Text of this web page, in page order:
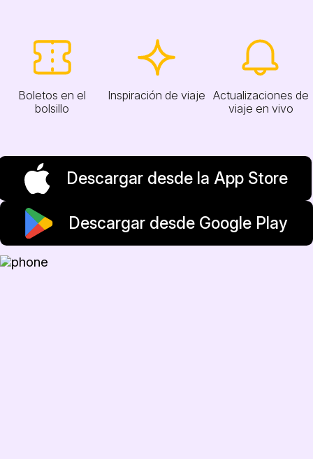
Boletos en el
bolsillo
Inspiración de viaje Actualizaciones de
viaje en vivo
Descargar desde la App Store
Descargar desde Google Play